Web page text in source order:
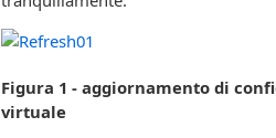
Figura 1 - aggiornamento di
virtuale